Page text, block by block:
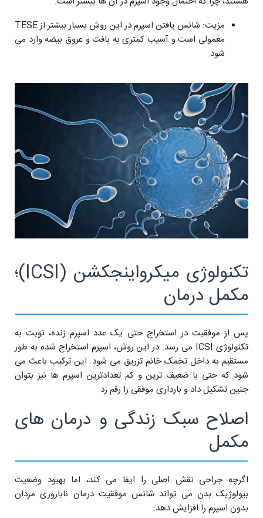
مزیت: شانس یافتن اسپرم در این روش بسیار بیشتر از TESE
معمولی است و آسیب کمتری به بافت و عروق بیضه وارد می
شود.
تکنولوژی میکرواینجکشن (ICSI)؛
مکمل درمان
پس از موفقیت در استخراج حتی یک عدد اسپرم زنده، نوبت به
تکنولوژی ICSI می رسد. در این روش، اسپرم استخراج شده به طور
مستقیم به داخل تخمک خانم تزریق می شود. این ترکیب باعث می
شود که حتی با ضعیف ترین و کم تعدادترین اسپرم ها نیز بتوان
جنین تشکیل داد و بارداری موفقی را رقم زد.
اصلاح سبک زندگی و درمان های
مکمل
اگرچه جراحی نقش اصلی را ایفا می کند، اما بهبود وضعیت
بیولوژیک بدن می تواند شانس موفقیت درمان ناباروری مردان
بدون اسپرم را افزایش دهد: